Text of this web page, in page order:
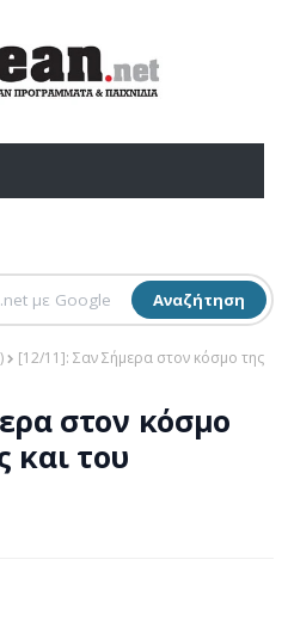
Αναζήτηση
[12/11]: Σαν Σήμερα στον κόσμο της
στον κόσμο
και του